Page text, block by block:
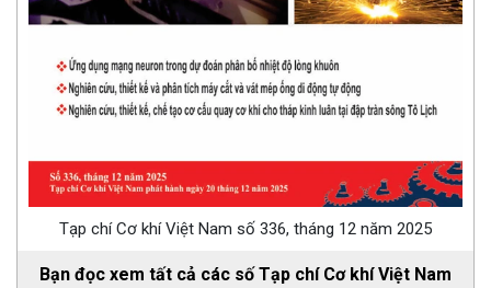
Tạp chí Cơ khí Việt Nam số 336, tháng 12 năm 2025
Bạn đọc xem tất cả các số Tạp chí Cơ khí Việt Nam